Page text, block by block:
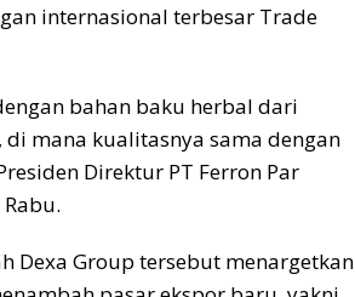
internasional terbesar Trade
bahan baku herbal dari
mana kualitasnya sama dengan
Direktur PT Ferron Par
Dexa Group tersebut menargetkan